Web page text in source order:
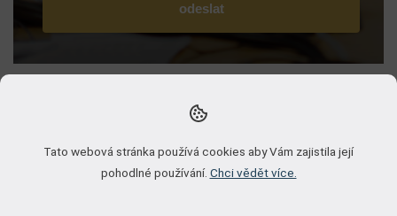
odeslat
Když promluví čísla
* cena granulátu 1oz v CZK na LBMA
Tato webová stránka používá cookies aby Vám zajistila její
pohodlné používání. Chci vědět více.